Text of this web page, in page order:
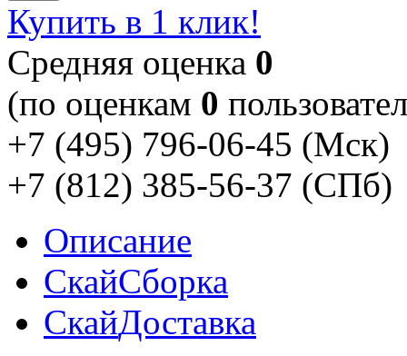
Купить в 1 клик!
Cредняя оценка 0
(по оценкам 0
+7 (495) 796-06-45 (Мск)
+7 (812) 385-56-37 (СПб)
Описание
СкайСборка
СкайДоставка